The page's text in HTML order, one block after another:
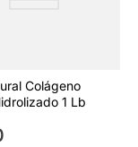
Colágeno
1 Lb